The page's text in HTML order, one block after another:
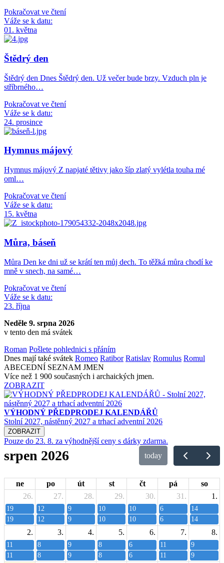
Pokračovat ve čtení
Váže se k datu:
01. května
Štědrý den
Štědrý den Dnes Štědrý den. Už večer bude brzy. Vzduch pln je
stříbrného…
Pokračovat ve čtení
Váže se k datu:
24. prosince
Hymnus májový
Hymnus májový Z napjaté tětivy jako šíp zlatý vylétla touha mé
oml…
Pokračovat ve čtení
Váže se k datu:
15. května
Můra, báseň
Můra Den ke dni už se krátí ten můj dech. To těžká můra chodí ke
mně v snech, na samé…
Pokračovat ve čtení
Váže se k datu:
23. října
Neděle 9. srpna 2026
v tento den má svátek
Roman Pošlete pohlednici s přáním
Dnes mají také svátek Romeo Ratibor Ratislav Romulus Romul
ABECEDNÍ SEZNAM JMEN
Více než 1 900 současných i archaických jmen.
ZOBRAZIT
VÝHODNÝ PŘEDPRODEJ KALENDÁŘŮ
Stolní 2027, nástěnný 2027 a trhací adventní 2026
ZOBRAZIT
Pouze do 23. 8. za výhodnější ceny s dárky zdarma.
srpen 2026 today
ne po út st čt pá
so
26.
19
19
27.
12
12
28.
9
9
29.
10
10
30.
10
10
31.
6
6
1.
14
14
2.
11
11
3.
8
8
4.
9
9
5.
8
8
6.
6
6
7.
11
11
8.
9
9